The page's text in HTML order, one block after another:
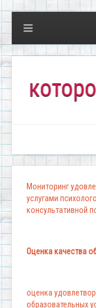
Мониторинг
услугами
консультативной
Оценка качества
оценка
образовательных